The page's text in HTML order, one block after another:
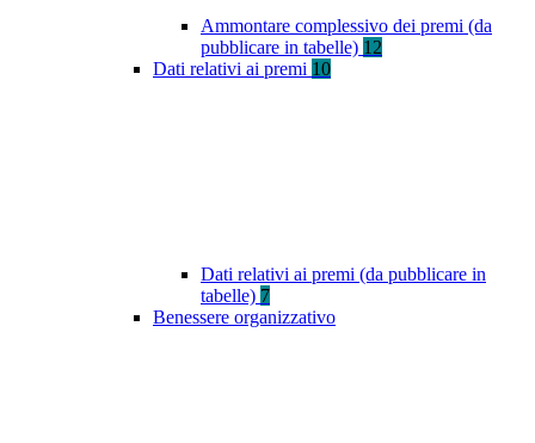
Ammontare complessivo dei premi (da
pubblicare in tabelle) 12
Dati relativi ai premi 10
Dati relativi ai premi (da pubblicare in
tabelle) 7
Benessere organizzativo